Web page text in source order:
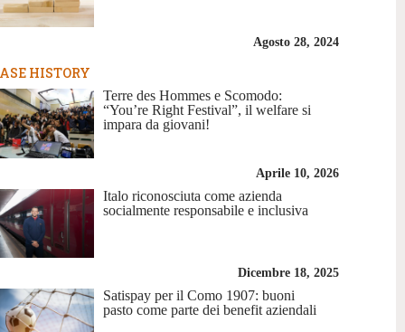
Agosto 28, 2024
HISTORY
Terre des Hommes e Scomodo:
“You’re Right Festival”, il welfare si
impara da giovani!
Aprile 10, 2026
Italo riconosciuta come azienda
socialmente responsabile e inclusiva
Dicembre 18, 2025
Satispay per il Como 1907: buoni
pasto come parte dei benefit aziendali